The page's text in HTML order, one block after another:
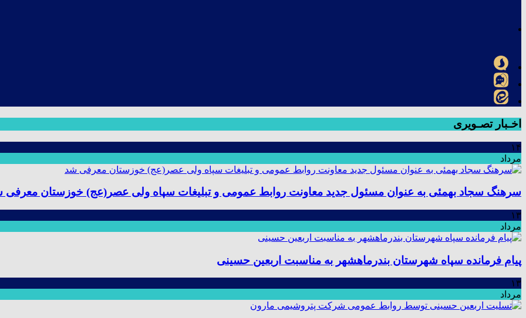
اخـبار تصـویری
۱۴
مرداد
سرهنگ سجاد بهمئی به عنوان مسئول جدید معاونت روابط عمومی و تبلیغات سپاه ولی عصر(عج) خوزستان معرفی
۱۳
مرداد
پیام فرمانده سپاه شهرستان بندرماهشهر به مناسبت اربعین حسینی
۱۳
مرداد